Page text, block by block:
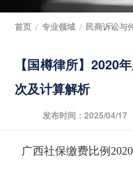
首页 / 专业领域 / 民商诉讼与
【国樽律所】2020
次及计算解析
发布时间：2025/04/17
广西社保缴费比例2020